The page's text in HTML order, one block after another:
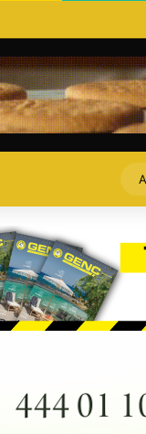
etti: Affet bizi Turan amca